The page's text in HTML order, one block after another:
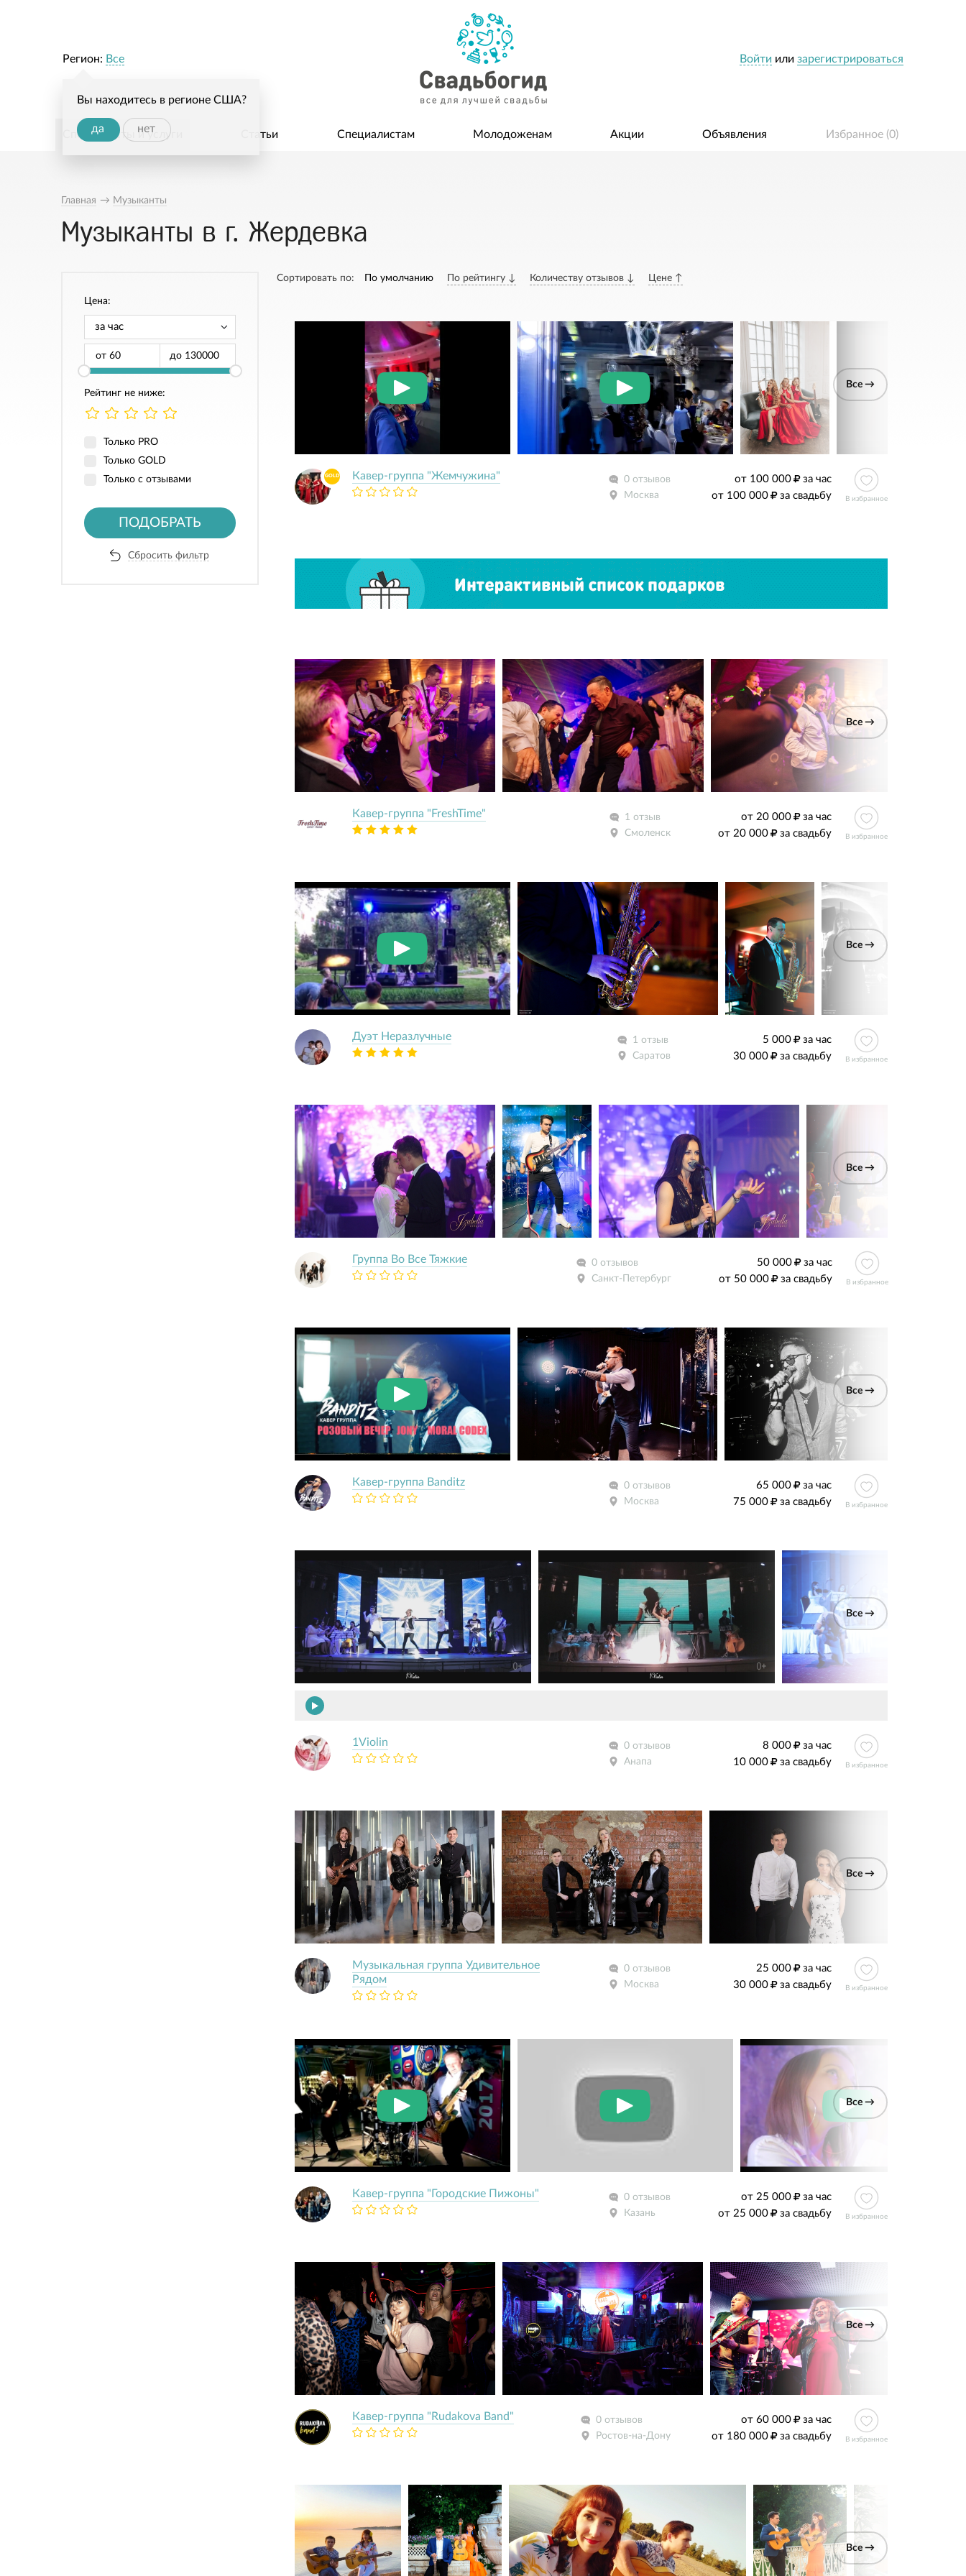
Войти или зарегистрироваться
Регион: Все
Вы находитесь в регионе США?
да нет
Специалисты и услуги Статьи Специалистам Молодоженам Акции Объявления Избранное (0)
Главная → Музыканты
Музыканты в г. Жердевка
Цена:
от до
Рейтинг не ниже:
Только PRO
Только GOLD
Только с отзывами
ПОДОБРАТЬ
Сбросить фильтр
Сортировать по: По умолчанию По рейтингу ↓ Количеству отзывов ↓ Цене ↑
Все →
GOLD Кавер-группа "Жемчужина"
0 отзывов
Москва
от 100 000
за час
от 100 000
за свадьбу В избранное
Все →
Кавер-группа "FreshTime"
1 отзыв
Смоленск
от 20 000
за час
от 20 000
за свадьбу В избранное
Все →
Дуэт Неразлучные
1 отзыв
Саратов
5 000
за час
30 000
за свадьбу В избранное
Все →
Группа Во Все Тяжкие
0 отзывов
Санкт-Петербург
50 000
за час
от 50 000
за свадьбу В избранное
Все →
Кавер-группа Banditz
0 отзывов
Москва
65 000
за час
75 000
за свадьбу В избранное
Все →
1Violin
0 отзывов
Анапа
8 000
за час
10 000
за свадьбу В избранное
Все →
Музыкальная группа Удивительное
Рядом
0 отзывов
Москва
25 000
за час
30 000
за свадьбу В избранное
Все →
Кавер-группа "Городские Пижоны"
0 отзывов
Казань
от 25 000
за час
от 25 000
за свадьбу В избранное
Все →
Кавер-группа "Rudakova Band"
0 отзывов
Ростов-на-Дону
от 60 000
за час
от 180 000
за свадьбу В избранное
Все →